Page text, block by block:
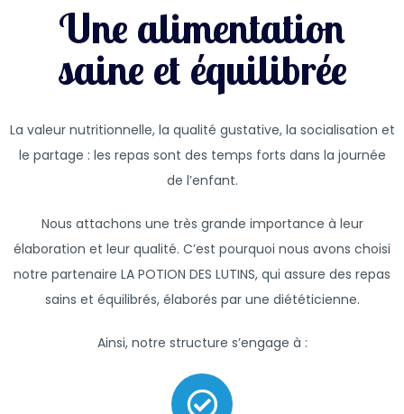
Une alimentation
saine et équilibrée
La valeur nutritionnelle, la qualité gustative, la socialisation et
le partage : les repas sont des temps forts dans la journée
de l’enfant.
Nous attachons une très grande importance à leur
élaboration et leur qualité. C’est pourquoi nous avons choisi
notre partenaire LA POTION DES LUTINS, qui assure des repas
sains et équilibrés, élaborés par une diététicienne.
Ainsi, notre structure s’engage à :